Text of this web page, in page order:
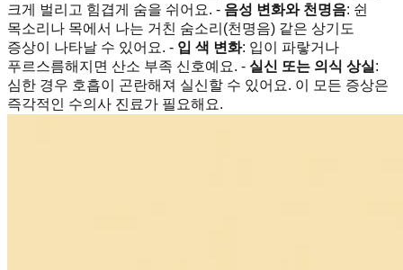
크게 벌리고 힘겹게 숨을 쉬어요. - 음성 변화와 천명음: 쉰
목소리나 목에서 나는 거친 숨소리(천명음) 같은 상기도
증상이 나타날 수 있어요. - 입 색 변화: 입이 파랗거나
푸르스름해지면 산소 부족 신호예요. - 실신 또는 의식 상실 :
심한 경우 호흡이 곤란해져 실신할 수 있어요. 이 모든 증상은
즉각적인 수의사 진료가 필요해요.